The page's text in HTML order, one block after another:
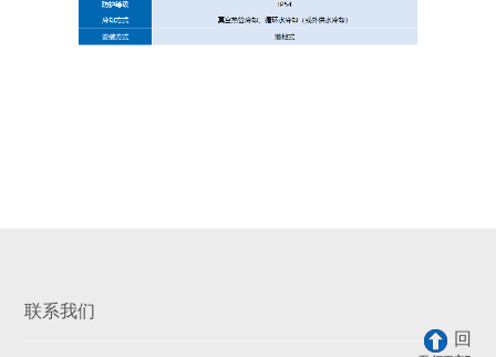
联系我们
回